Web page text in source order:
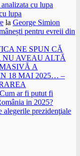
cu lupa
lupa
la George Simion
pentru evreii din
NE SPUN CĂ
NU AVEAU ALTĂ
A
18 MAI 2025… –
Cum ar fi putut fi
in 2025?
prezidenţiale